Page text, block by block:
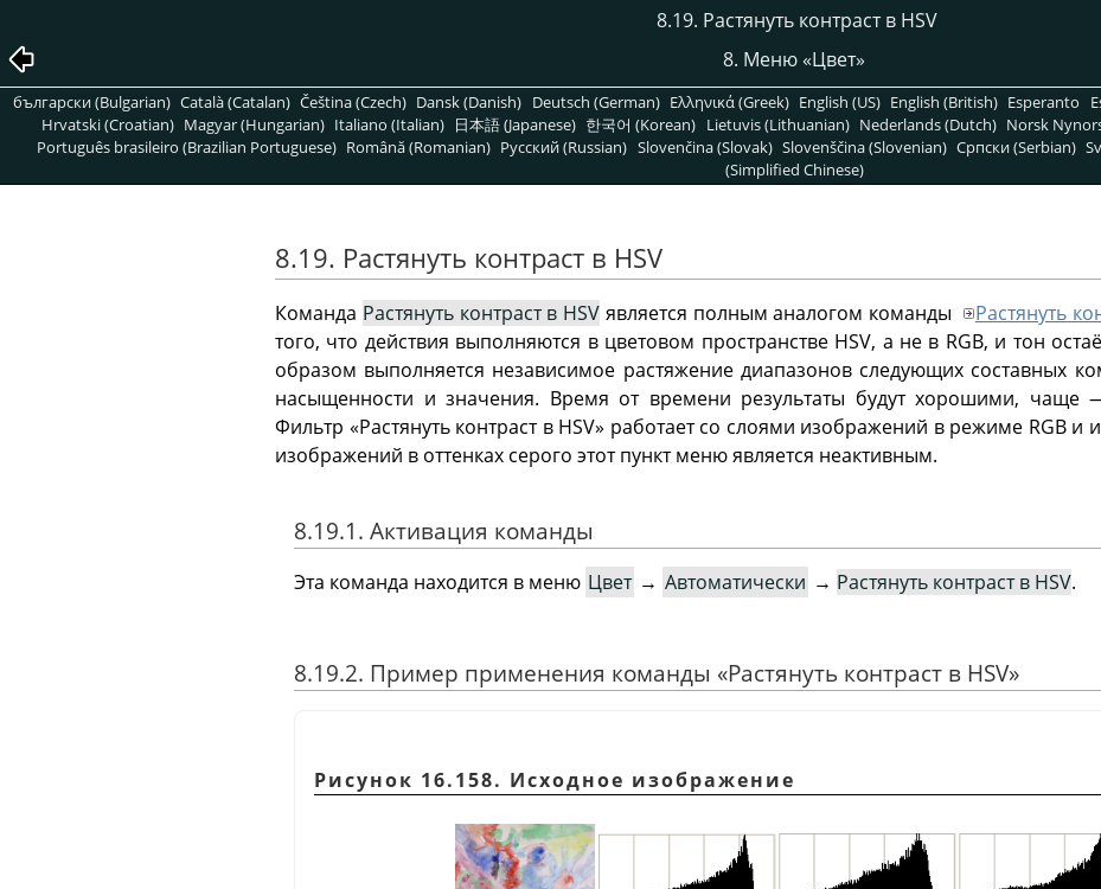
8.19. Растянуть контраст в HSV
8. Меню «Цвет»
български (Bulgarian) Català (Catalan) Čeština (Czech) Dansk (Danish) Deutsch (German) Ελληνικά (Greek) English (US) English (British) Esperanto
Hrvatski (Croatian) Magyar (Hungarian) Italiano (Italian) 日本語 (Japanese) 한국어 (Korean) Lietuvis (Lithuanian) Nederlands (Dutch) Norsk
Português brasileiro (Brazilian Portuguese) Română (Romanian) Pусский (Russian) Slovenčina (Slovak) Slovenščina (Slovenian) Српски (Serbian)
(Simplified Chinese)
8.19. Растянуть контраст в HSV
Команда Растянуть контраст в HSV является полным аналогом команды Растянуть
того, что действия выполняются в цветовом пространстве HSV, а не в RGB, и тон
образом выполняется независимое растяжение диапазонов следующих составных
насыщенности и значения. Время от времени результаты будут хорошими, чаще
Фильтр «Растянуть контраст в HSV» работает со слоями изображений в режиме RGB и
изображений в оттенках серого этот пункт меню является неактивным.
8.19.1. Активация команды
Эта команда находится в меню Цвет → Автоматически → Растянуть контраст в HSV.
8.19.2. Пример применения команды «Растянуть контраст в HSV»
Рисунок 16.158. Исходное изображение